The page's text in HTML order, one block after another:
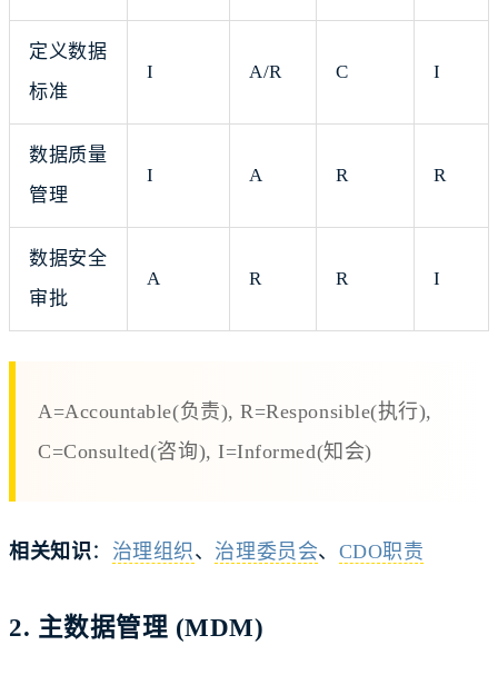
定义数据
标准
I A/R C I
数据质量
管理
I A R R
数据安全
审批
A R R I
A=Accountable(负责), R=Responsible(执行),
C=Consulted(咨询), I=Informed(知会)
相关知识 ： 治理组织 、 治理委员会、 CDO职责
2. 主数据管理 (MDM)